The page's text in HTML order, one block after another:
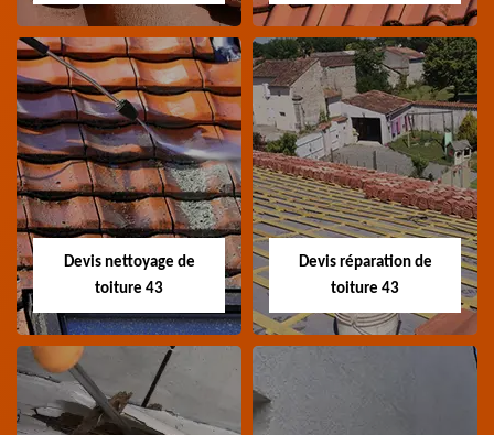
Recherche de fuite
toiture 43
Entreprise recherche
fuite de toiture 43
Devis toiture 43
Devis toiture 43 Haute-
Loire
Devis nettoyage de
toiture 43
Devis réparation de
toiture 43